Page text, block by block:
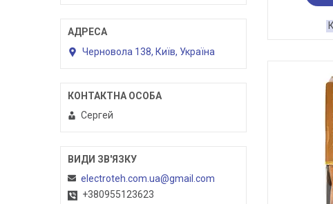
Черновола 138, Київ, Україна
Сергей
electroteh.com.ua@gmail.com
+380955123623